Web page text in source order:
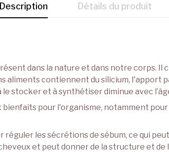
Description Détails du produit
dans la nature et dans notre corps. Il
aliments contiennent du silicium,
stocker et à synthétiser diminue avec
pour l'organisme, notamment
les sécrétions de sébum, ce qui
et peut donner de la structure et